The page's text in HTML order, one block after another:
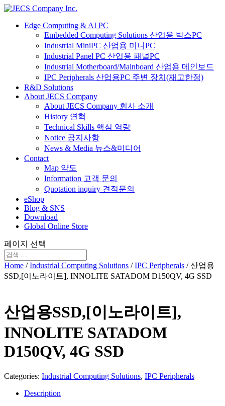
Edge Computing & AI PC
Embedded Computing Solutions 산업용 박스PC
Industrial MiniPC 산업용 미니PC
Industrial Panel PC 산업용 패널PC
Industrial Motherboard/Mainboard 산업용 메인보드
IPC Peripherals 산업용PC 주변 장치(재고한정)
R&D Solutions
About JECS Company
About JECS Company 회사 소개
History 연혁
Technical Skills 핵심 역량
Notice 공지사항
News & Media 뉴스&미디어
Contact
Map 약도
Information 고객 문의
Quotation inquiry 견적문의
eShop
Blog & SNS
Download
Global Online Store
페이지 선택
Home /Industrial Computing Solutions /IPC Peripherals / 산업용
SSD,[이노라이트], INNOLITE SATADOM D150QV, 4G SSD
산업용SSD,[이노라이트],
INNOLITE SATADOM
D150QV, 4G SSD
Categories: Industrial Computing Solutions, IPC Peripherals
Description